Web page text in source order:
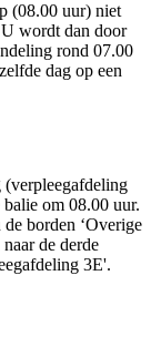
(08.00 uur) niet
wordt dan door
rond 07.00
dag op een
(verpleegafdeling
om 08.00 uur.
borden ‘Overige
de derde
3E'.